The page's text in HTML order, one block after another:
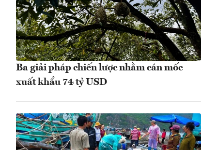
Ba giải pháp chiến lược nhằm cán mốc
xuất khẩu 74 tỷ USD